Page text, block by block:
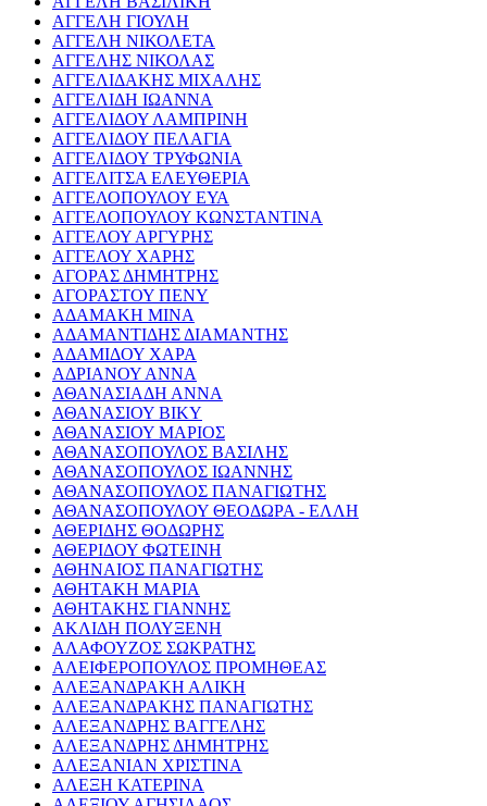
ΑΓΓΕΛΗ ΓΙΟΥΛΗ
ΑΓΓΕΛΗ ΝΙΚΟΛΕΤΑ
ΑΓΓΕΛΗΣ ΝΙΚΟΛΑΣ
ΑΓΓΕΛΙΔΑΚΗΣ ΜΙΧΑΛΗΣ
ΑΓΓΕΛΙΔΗ ΙΩΑΝΝΑ
ΑΓΓΕΛΙΔΟΥ ΛΑΜΠΡΙΝΗ
ΑΓΓΕΛΙΔΟΥ ΠΕΛΑΓΙΑ
ΑΓΓΕΛΙΔΟΥ ΤΡΥΦΩΝΙΑ
ΑΓΓΕΛΙΤΣΑ ΕΛΕΥΘΕΡΙΑ
ΑΓΓΕΛΟΠΟΥΛΟΥ ΕΥΑ
ΑΓΓΕΛΟΠΟΥΛΟΥ ΚΩΝΣΤΑΝΤΙΝΑ
ΑΓΓΕΛΟΥ ΑΡΓΥΡΗΣ
ΑΓΓΕΛΟΥ ΧΑΡΗΣ
ΑΓΟΡΑΣ ΔΗΜΗΤΡΗΣ
ΑΓΟΡΑΣΤΟΥ ΠΕΝΥ
ΑΔΑΜΑΚΗ ΜΙΝΑ
ΑΔΑΜΑΝΤΙΔΗΣ ΔΙΑΜΑΝΤΗΣ
ΑΔΑΜΙΔΟΥ ΧΑΡΑ
ΑΔΡΙΑΝΟΥ ΑΝΝΑ
ΑΘΑΝΑΣΙΑΔΗ ΑΝΝΑ
ΑΘΑΝΑΣΙΟΥ ΒΙΚΥ
ΑΘΑΝΑΣΙΟΥ ΜΑΡΙΟΣ
ΑΘΑΝΑΣΟΠΟΥΛΟΣ ΒΑΣΙΛΗΣ
ΑΘΑΝΑΣΟΠΟΥΛΟΣ ΙΩΑΝΝΗΣ
ΑΘΑΝΑΣΟΠΟΥΛΟΣ ΠΑΝΑΓΙΩΤΗΣ
ΑΘΑΝΑΣΟΠΟΥΛΟΥ ΘΕΟΔΩΡΑ - ΕΛΛΗ
ΑΘΕΡΙΔΗΣ ΘΟΔΩΡΗΣ
ΑΘΕΡΙΔΟΥ ΦΩΤΕΙΝΗ
ΑΘΗΝΑΙΟΣ ΠΑΝΑΓΙΩΤΗΣ
ΑΘΗΤΑΚΗ ΜΑΡΙΑ
ΑΘΗΤΑΚΗΣ ΓΙΑΝΝΗΣ
ΑΚΛΙΔΗ ΠΟΛΥΞΕΝΗ
ΑΛΑΦΟΥΖΟΣ ΣΩΚΡΑΤΗΣ
ΑΛΕΙΦΕΡΟΠΟΥΛΟΣ ΠΡΟΜΗΘΕΑΣ
ΑΛΕΞΑΝΔΡΑΚΗ ΑΛΙΚΗ
ΑΛΕΞΑΝΔΡΑΚΗΣ ΠΑΝΑΓΙΩΤΗΣ
ΑΛΕΞΑΝΔΡΗΣ ΒΑΓΓΕΛΗΣ
ΑΛΕΞΑΝΔΡΗΣ ΔΗΜΗΤΡΗΣ
ΑΛΕΞΑΝΙΑΝ ΧΡΙΣΤΙΝΑ
ΑΛΕΞΗ ΚΑΤΕΡΙΝΑ